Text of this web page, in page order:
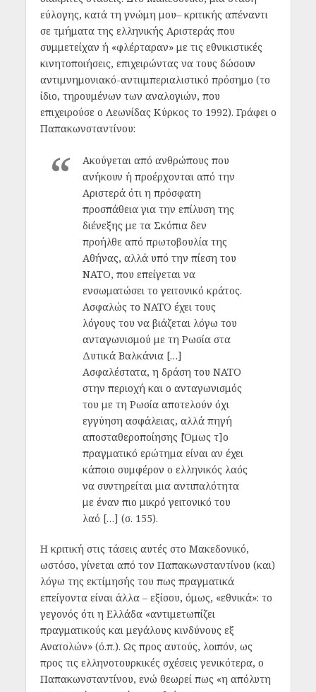
εύλογης, κατά τη γνώμη μου– κριτικής απέναντι
σε τμήματα της ελληνικής Αριστεράς που
συμμετείχαν ή «φλέρταραν» με τις εθνικιστικές
κινητοποιήσεις, επιχειρώντας να τους δώσουν
αντιμνημονιακό-αντιιμπεριαλιστικό πρόσημο (το
ίδιο, τηρουμένων των αναλογιών, που
επιχειρούσε ο Λεωνίδας Κύρκος το 1992). Γράφει ο
Παπακωνσταντίνου:
Ακούγεται από ανθρώπους που
ανήκουν ή προέρχονται από την
Αριστερά ότι η πρόσφατη
προσπάθεια για την επίλυση της
διένεξης με τα Σκόπια δεν
προήλθε από πρωτοβουλία της
Αθήνας, αλλά υπό την πίεση του
ΝΑΤΟ, που επείγεται να
ενσωματώσει το γειτονικό κράτος.
Ασφαλώς το ΝΑΤΟ έχει τους
λόγους του να βιάζεται λόγω του
ανταγωνισμού με τη Ρωσία στα
Δυτικά Βαλκάνια […]
Ασφαλέστατα, η δράση του ΝΑΤΟ
στην περιοχή και ο ανταγωνισμός
του με τη Ρωσία αποτελούν όχι
εγγύηση ασφάλειας, αλλά πηγή
αποσταθεροποίησης [Όμως τ]ο
πραγματικό ερώτημα είναι αν έχει
κάποιο συμφέρον ο ελληνικός λαός
να συντηρείται μια αντιπαλότητα
με έναν πιο μικρό γειτονικό του
λαό […] (σ. 155).
Η κριτική στις τάσεις αυτές στο Μακεδονικό,
ωστόσο, γίνεται από τον Παπακωνσταντίνου (και)
λόγω της εκτίμησής του πως πραγματικά
επείγοντα είναι άλλα – εξίσου, όμως, «εθνικά»: το
γεγονός ότι η Ελλάδα «αντιμετωπίζει
πραγματικούς και μεγάλους κινδύνους εξ
Ανατολών» (ό.π.). Ως προς αυτούς, λοιπόν, ως
προς τις ελληνοτουρκικές σχέσεις γενικότερα, ο
Παπακωνσταντίνου, ενώ θεωρεί πως «η απόλυτη